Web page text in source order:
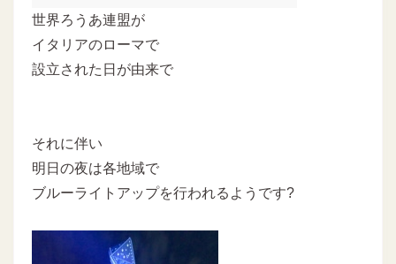
世界ろうあ連盟が
イタリアのローマで
設立された日が由来で
それに伴い
明日の夜は各地域で
ブルーライトアップを行われるようです?